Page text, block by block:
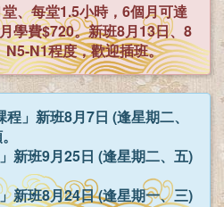
堂、每堂1.5小時，6個月可達
學費$720。新班8月13日、8
N5-N1程度，歡迎插班。
」新班8月7日 (逢星期二、
新班9月25日 (逢星期二、五)
新班8月24日 (逢星期一、三)